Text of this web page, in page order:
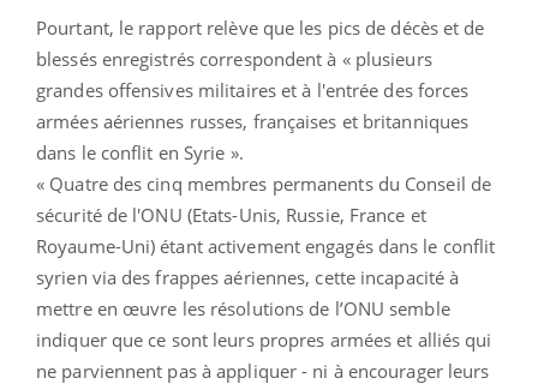
Pourtant, le rapport relève que les pics de décès et de
blessés enregistrés correspondent à « plusieurs
grandes offensives militaires et à l'entrée des forces
armées aériennes russes, françaises et britanniques
dans le conflit en Syrie ».
« Quatre des cinq membres permanents du Conseil de
sécurité de l'ONU (Etats-Unis, Russie, France et
Royaume-Uni) étant activement engagés dans le conflit
syrien via des frappes aériennes, cette incapacité à
mettre en œuvre les résolutions de l’ONU semble
indiquer que ce sont leurs propres armées et alliés qui
ne parviennent pas à appliquer - ni à encourager leurs